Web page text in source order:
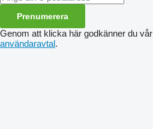
Prenumerera
Genom att klicka här godkänner du vår
användaravtal.